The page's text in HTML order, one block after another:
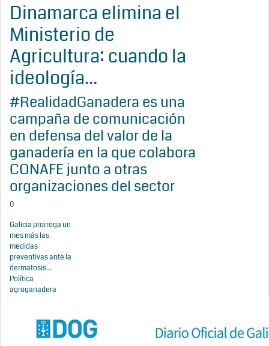
Dinamarca elimina el
Ministerio de
Agricultura: cuando la
ideología...
#RealidadGanadera es una
campaña de comunicación
en defensa del valor de la
ganadería en la que colabora
CONAFE junto a otras
organizaciones del sector
0
Galicia prorroga un
mes más las
medidas
preventivas ante la
dermatosis...
Política
agroganadera